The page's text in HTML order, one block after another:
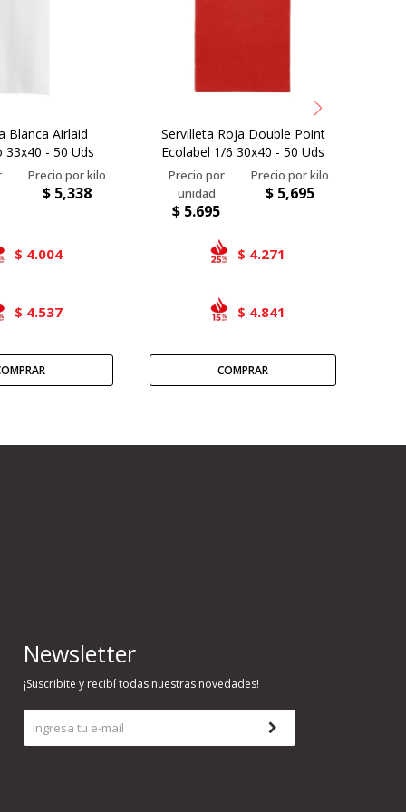
Blanca Airlaid
33x40 - 50 Uds
$ 5,338
$ 4.004
$ 4.537
Servilleta Roja Double Point
Ecolabel 1/6 30x40 - 50 Uds
$ 5.695
$ 5,695
$ 4.271
$ 4.841
Newsletter
¡Suscribite y recibí todas nuestras novedades!